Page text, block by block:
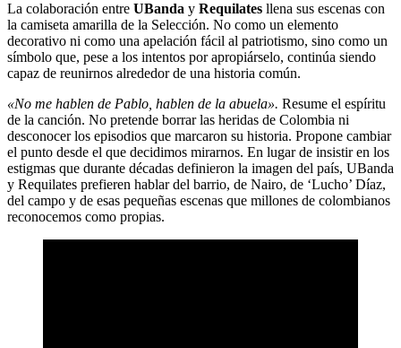
La colaboración entre UBanda y Requilates llena sus escenas con
la camiseta amarilla de la Selección. No como un elemento
decorativo ni como una apelación fácil al patriotismo, sino como un
símbolo que, pese a los intentos por apropiárselo, continúa siendo
capaz de reunirnos alrededor de una historia común.
«No me hablen de Pablo, hablen de la abuela». Resume el espíritu
de la canción. No pretende borrar las heridas de Colombia ni
desconocer los episodios que marcaron su historia. Propone cambiar
el punto desde el que decidimos mirarnos. En lugar de insistir en los
estigmas que durante décadas definieron la imagen del país, UBanda
y Requilates prefieren hablar del barrio, de Nairo, de ‘Lucho’ Díaz,
del campo y de esas pequeñas escenas que millones de colombianos
reconocemos como propias.